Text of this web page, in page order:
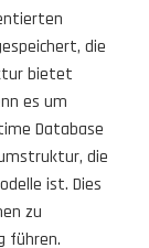
die
bietet
es um
Database
die
ist. Dies
zu
führen.